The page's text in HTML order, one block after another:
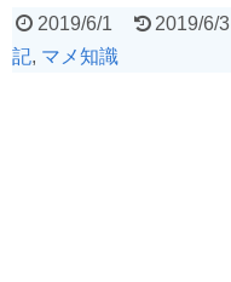
2019/6/1 2019/6/3
記, マメ知識